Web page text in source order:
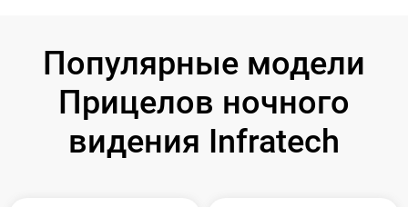
Популярные модели
Прицелов ночного
видения Infratech